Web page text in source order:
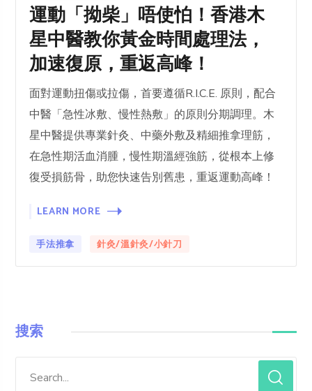
運動「拗柴」唔使怕！香港木
星中醫教你黃金時間處理法，
加速復原，重返高峰！
面對運動扭傷或拉傷，首要遵循R.I.C.E. 原則，配合
中醫「急性冰敷、慢性熱敷」的原則分期調理。木
星中醫提供專業針灸、中藥外敷及精細推拿理筋，
在急性期活血消腫，慢性期溫經強筋，從根本上修
復受損筋骨，助您快速告別舊患，重返運動高峰！
LEARN MORE
手法推拿 針灸/溫針灸/小針刀
搜索